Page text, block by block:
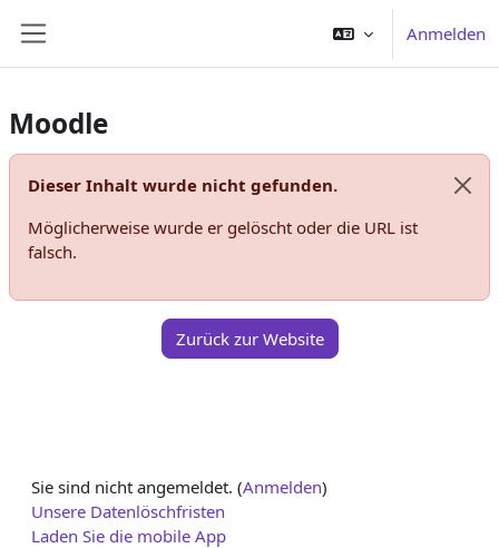
Anmelden
Moodle
Dieser Inhalt wurde nicht gefunden.
Möglicherweise wurde er gelöscht oder die URL ist
falsch.
Zurück zur Website
Sie sind nicht angemeldet. (Anmelden)
Unsere Datenlöschfristen
Laden Sie die mobile App